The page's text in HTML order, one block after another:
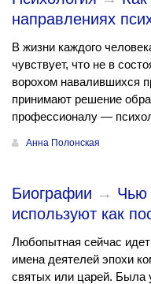
направлениях
В жизни каждого
чувствует, что не в
ворохом навалившихся
принимают решение
профессионалу —
Анна Полонская
Биографии → Чью
используют как
Любопытная сейчас
имена деятелей эпохи
святых или царей. Была